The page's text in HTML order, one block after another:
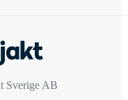
Sverige AB